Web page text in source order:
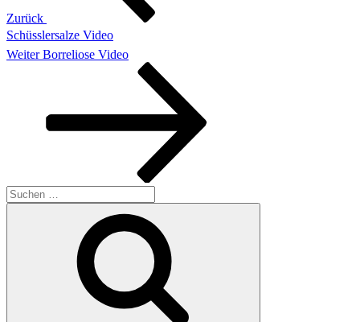
Zurück
Schüsslersalze Video
Nächster
Weiter Borreliose Video
Suchen
nach: